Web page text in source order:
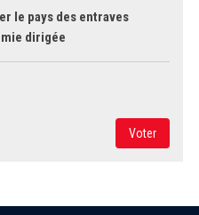
le pays des entraves
dirigée
Voter